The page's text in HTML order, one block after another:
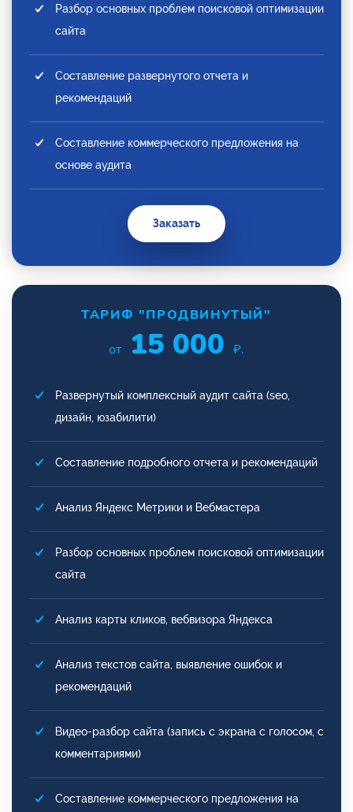
Разбор основных проблем поисковой оптимизации
сайта
Составление развернутого отчета и
рекомендаций
Составление коммерческого предложения на
основе аудита
Заказать
ТАРИФ "ПРОДВИНУТЫЙ"
от 15 000 ₽.
Развернутый комплексный аудит сайта (seo,
дизайн, юзабилити)
Составление подробного отчета и рекомендаций
Анализ Яндекс Метрики и Вебмастера
Разбор основных проблем поисковой оптимизации
сайта
Анализ карты кликов, вебвизора Яндекса
Анализ текстов сайта, выявление ошибок и
рекомендаций
Видео-разбор сайта (запись с экрана с голосом, с
комментариями)
Составление коммерческого предложения на